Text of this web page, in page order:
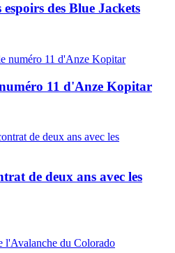
des Blue Jackets
11 d'Anze Kopitar
de deux ans avec les